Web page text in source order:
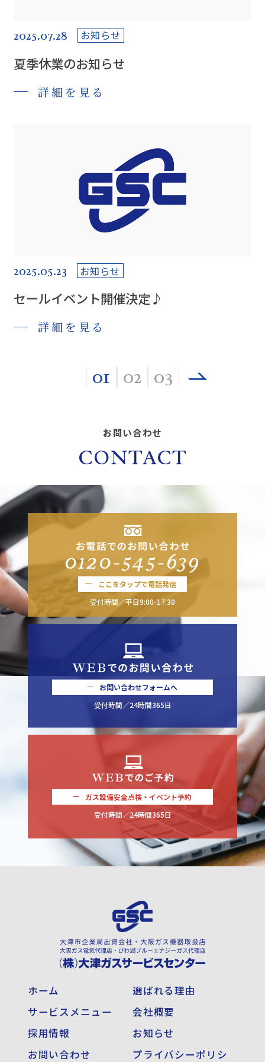
2025.07.28 お知らせ
夏季休業のお知らせ
詳細を見る
2025.05.23 お知らせ
セールイベント開催決定♪
詳細を見る
01 02 03
お問い合わせ
CONTACT
0120-545-639
ここをタップで電話発信
受付時間／平日9:00-17:30
お問い合わせフォームへ
受付時間／24時間365日
ガス設備安全点検・イベント予約
受付時間／24時間365日
ホーム
選ばれる理由
サービスメニュー
会社概要
採用情報
お知らせ
お問い合わせ
プライバシーポリシ